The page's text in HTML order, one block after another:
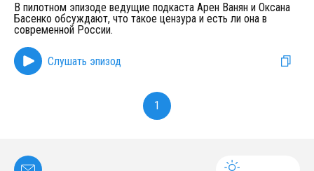
В пилотном эпизоде ведущие подкаста Арен Ванян и Оксана
Басенко обсуждают, что такое цензура и есть ли она в
современной России.
Слушать эпизод
1